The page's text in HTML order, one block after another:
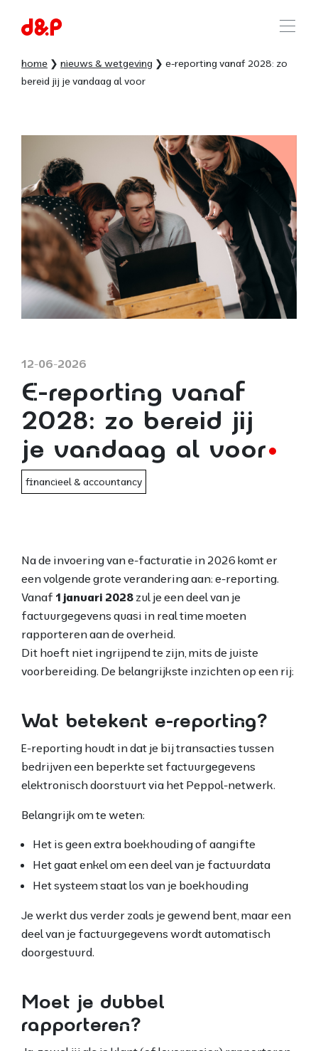
home nieuws & wetgeving
e-reporting vanaf 2028: zo
bereid jij je vandaag al voor
12-06-2026
E-reporting vanaf
2028: zo bereid jij
je vandaag al voor
financieel & accountancy
Na de invoering van e-facturatie in 2026 komt er
een volgende grote verandering aan: e-reporting.
Vanaf 1 januari 2028 zul je een deel van je
factuurgegevens quasi in real time moeten
rapporteren aan de overheid.
Dit hoeft niet ingrijpend te zijn, mits de juiste
voorbereiding. De belangrijkste inzichten op een rij:
Wat betekent e-reporting?
E-reporting houdt in dat je bij transacties tussen
bedrijven een beperkte set factuurgegevens
elektronisch doorstuurt via het Peppol-netwerk.
Belangrijk om te weten:
Het is geen extra boekhouding of aangifte
Het gaat enkel om een deel van je factuurdata
Het systeem staat los van je boekhouding
Je werkt dus verder zoals je gewend bent, maar een
deel van je factuurgegevens wordt automatisch
doorgestuurd.
Moet je dubbel
rapporteren?